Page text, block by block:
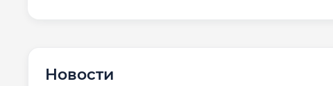
Новости